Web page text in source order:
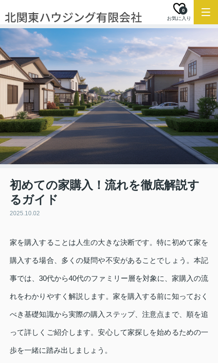
お気に入り
0
初めての家購入！流れを徹底解説す
るガイド
2025.10.02
家を購入することは人生の大きな決断です。特に初めて家を
購入する場合、多くの疑問や不安があることでしょう。本記
事では、30代から40代のファミリー層を対象に、家購入の流
れをわかりやすく解説します。家を購入する前に知っておく
べき基礎知識から実際の購入ステップ、注意点まで、順を追
って詳しくご紹介します。安心して家探しを始めるための一
歩を一緒に踏み出しましょう。